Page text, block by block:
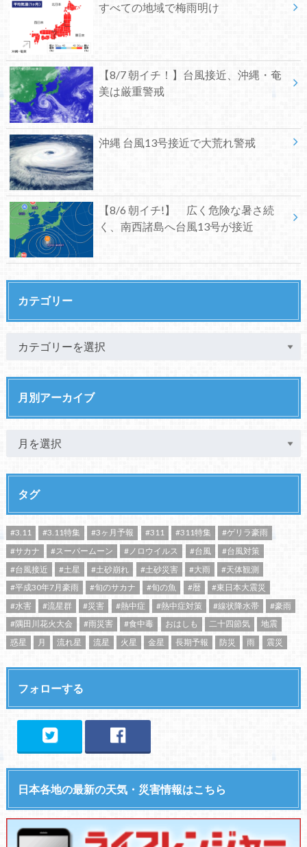
すべての地域で梅雨明け
【8/7 朝イチ！】台風接近、沖縄・奄
美は厳重警戒
沖縄 台風13号接近で大荒れ警戒
【8/6 朝イチ!】 広く危険な暑さ続
く、南西諸島へ台風13号が接近
カテゴリー
月別アーカイブ
タグ
#3.11 #3.11特集 #3ヶ月予報 #311 #311特集
#ゲリラ豪雨
#サカナ
#スーパームーン #ノロウイルス #台風
#台風対策
#台風接近
#土星 #土砂崩れ #土砂災害 #大雨
#天体観測
#平成30年7月豪雨
#旬のサカナ #旬の魚 #暦
#東日本大震災
#水害
#流星群 #災害 #熱中症 #熱中症対策 #線状降水帯
#豪雨
#隅田川花火大会
#雨災害 #食中毒 おはしも 二十四節気
地震
惑星
月 流れ星 流星 火星 金星 長期予報 防災 雨 震災
フォローする
日本各地の最新の天気・災害情報はこちら